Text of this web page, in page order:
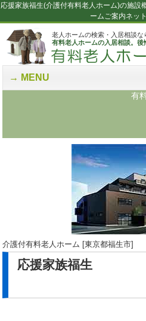
応援家族福生(介護付有料老人ホーム)の施設
ームご案内ネッ
老人ホームの検索・入居相談な
有料老人ホームの入居相談。後
MENU
有
介護付有料老人ホーム [東京都福生市]
応援家族福生